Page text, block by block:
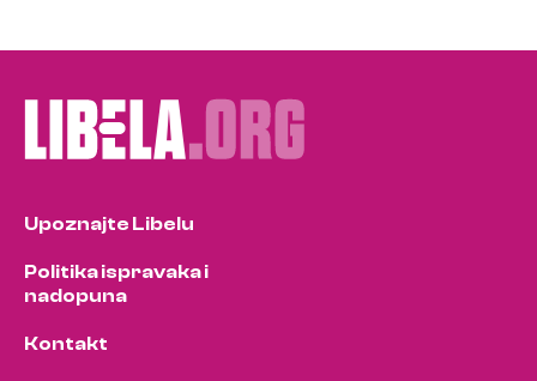
Upoznajte Libelu
Politika ispravaka i
nadopuna
Kontakt